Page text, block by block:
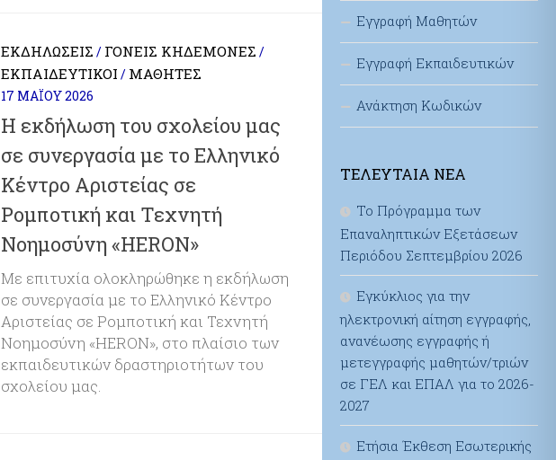
ΕΚΔΗΛΏΣΕΙΣ / ΓΟΝΕΊΣ ΚΗΔΕΜΌΝΕΣ /
ΕΚΠΑΙΔΕΥΤΙΚΟΊ / ΜΑΘΗΤΈΣ
17 ΜΑΪ́ΟΥ 2026
Η εκδήλωση του σχολείου μας
σε συνεργασία με το Ελληνικό
Κέντρο Αριστείας σε
Ρομποτική και Τεχνητή
Νοημοσύνη «HERON»
Με επιτυχία ολοκληρώθηκε η εκδήλωση
σε συνεργασία με το Ελληνικό Κέντρο
Αριστείας σε Ρομποτική και Τεχνητή
Νοημοσύνη «HERON», στο πλαίσιο των
εκπαιδευτικών δραστηριοτήτων του
σχολείου μας.
Εγγραφή Μαθητών
Εγγραφή Εκπαιδευτικών
Ανάκτηση Κωδικών
ΤΕΛΕΥΤΑΊΑ ΝΈΑ
Το Πρόγραμμα των
Επαναληπτικών Εξετάσεων
Περιόδου Σεπτεμβρίου 2026
Εγκύκλιος για την
ηλεκτρονική αίτηση εγγραφής,
ανανέωσης εγγραφής ή
μετεγγραφής μαθητών/τριών
σε ΓΕΛ και ΕΠΑΛ για το 2026-
2027
Ετήσια Έκθεση Εσωτερικής